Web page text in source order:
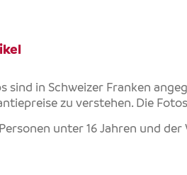
sind in Schweizer Franken
zu verstehen. Die
unter 16 Jahren und